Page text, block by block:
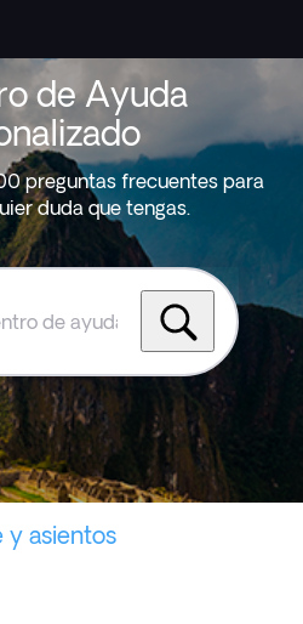
de Ayuda
preguntas frecuentes para
duda que tengas.
y asientos